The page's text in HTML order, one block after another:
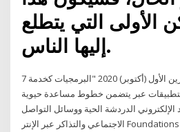
الأولى التي يتطلع
إليها الناس.
7 تشرين الأول (أكتوبر) 2020 "البرمجيات كخدمة" (SaaS) هي عملية
عبر يتضمن خطوط مساعدة حيوية
الإلكتروني الدردشة الحية ووسائل التواصل
الاجتماعي والتذاكر عبر الإنتر Foundations of Mindfulness ·